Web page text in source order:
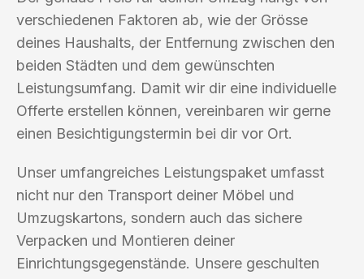
verschiedenen Faktoren ab, wie der Grösse
deines Haushalts, der Entfernung zwischen den
beiden Städten und dem gewünschten
Leistungsumfang. Damit wir dir eine individuelle
Offerte erstellen können, vereinbaren wir gerne
einen Besichtigungstermin bei dir vor Ort.
Unser umfangreiches Leistungspaket umfasst
nicht nur den Transport deiner Möbel und
Umzugskartons, sondern auch das sichere
Verpacken und Montieren deiner
Einrichtungsgegenstände. Unsere geschulten